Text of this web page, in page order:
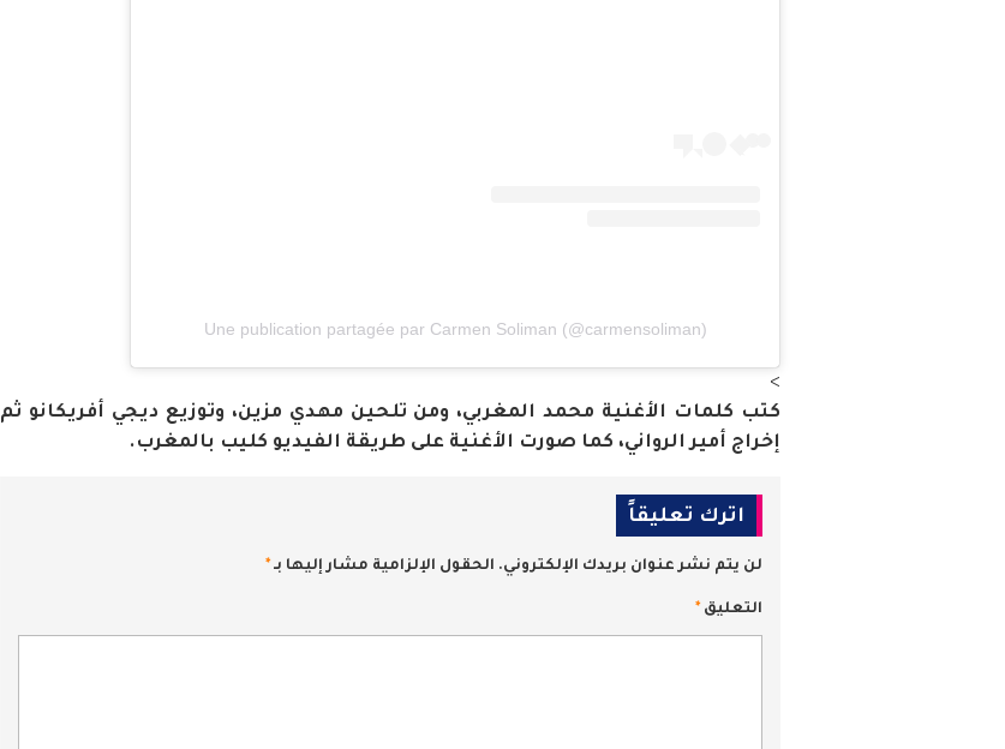
Une publication partagée par Carmen Soliman (@carmensoliman)
>
كتب كلمات الأغنية محمد المغربي، ومن تلحين مهدي مزين، وتوزيع ديجي أفريكانو ثم
إخراج أمير الرواني، كما صورت الأغنية على طريقة الفيديو كليب بالمغرب.
اترك تعليقاً
لن يتم نشر عنوان بريدك الإلكتروني. الحقول الإلزامية مشار إليها بـ *
التعليق *